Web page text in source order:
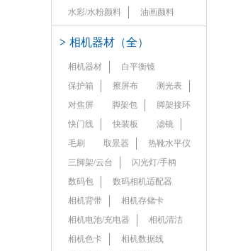
水彩/水粉颜料
油画颜料
> 相机器材（全）
相机器材
白平衡镜
保护箱
擦屏布
测光表
对焦屏
脚架包
脚架接环
快门线
快装板
滤镜
毛刷
取景器
热靴水平仪
三脚架/云台
闪光灯/手柄
数码包
数码相机适配器
相机背带
相机存储卡
相机电池/充电器
相机清洁
相机色卡
相机数据线